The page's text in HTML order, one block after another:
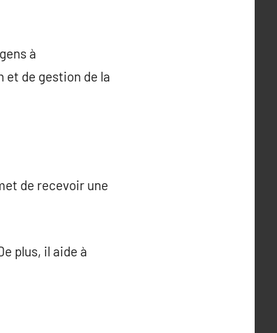
à
et de gestion de la
de recevoir une
plus, il aide à